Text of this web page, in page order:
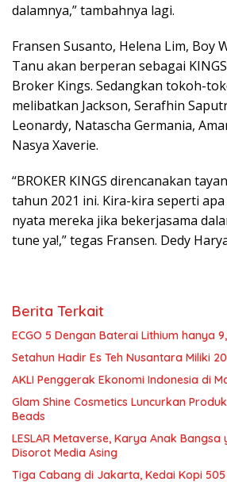
dalamnya,” tambahnya lagi.
Fransen Susanto, Helena Lim, Boy
Tanu akan berperan sebagai
Broker Kings. Sedangkan tokoh-
melibatkan Jackson, Serafhin
Leonardy, Natascha Germania,
Nasya Xaverie.
“BROKER KINGS direncanakan
tahun 2021 ini. Kira-kira seperti
nyata mereka jika bekerjasama
tune ya!,” tegas Fransen. Dedy
Berita Terkait
ECGO 5 Dengan Baterai Lithium hanya
Setahun Hadir Es Teh Nusantara Miliki
AKLI Penggerak Ekonomi Indonesia di
Glam Shine Cosmetics Luncurkan
Beads
LESLAR Metaverse, Karya Anak Bangsa
Disorot Media Asing
Tiga Cabang di Jakarta, Kedai Kopi